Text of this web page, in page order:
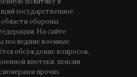
государственное
области обороны
На сайте
последние военные
обсуждение вопросов,
ипотеки, пенсии
прочих